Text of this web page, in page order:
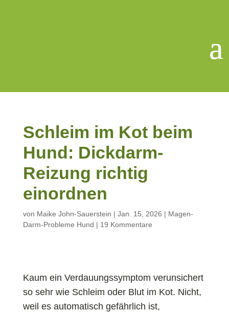
Schleim im Kot beim
Hund: Dickdarm-
Reizung richtig
einordnen
von Maike John-Sauerstein | Jan. 15, 2026 | Magen-
Darm-Probleme Hund | 19 Kommentare
Kaum ein Verdauungssymptom verunsichert
so sehr wie Schleim oder Blut im Kot. Nicht,
weil es automatisch gefährlich ist,